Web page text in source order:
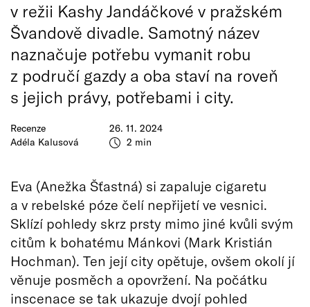
Recenze
Adéla Kalusová
26. 11. 2024
2 min
v režii Kashy Jandáčkové v pražském
Švandově divadle. Samotný název
naznačuje potřebu vymanit robu
z područí gazdy a oba staví na roveň
s jejich právy, potřebami i city.
Eva (Anežka Šťastná) si zapaluje cigaretu
a v rebelské póze čelí nepřijetí ve vesnici.
Sklízí pohledy skrz prsty mimo jiné kvůli svým
citům k bohatému Mánkovi (Mark Kristián
Hochman). Ten její city opětuje, ovšem okolí jí
věnuje posměch a opovržení. Na počátku
inscenace se tak ukazuje dvojí pohled